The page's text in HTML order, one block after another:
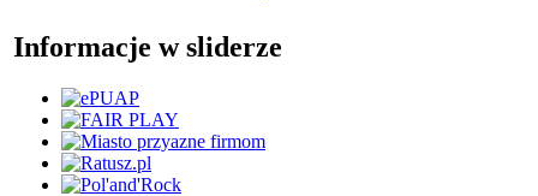
Informacje w sliderze